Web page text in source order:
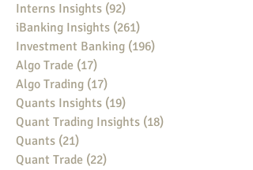
Interns Insights (92)
iBanking Insights (261)
Investment Banking (196)
Algo Trade (17)
Algo Trading (17)
Quants Insights (19)
Quant Trading Insights (18)
Quants (21)
Quant Trade (22)